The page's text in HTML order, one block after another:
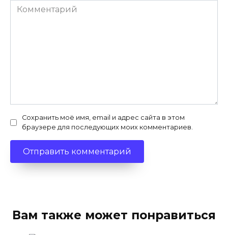
Комментарий
Сохранить моё имя, email и адрес сайта в этом
браузере для последующих моих комментариев.
Вам также может понравиться